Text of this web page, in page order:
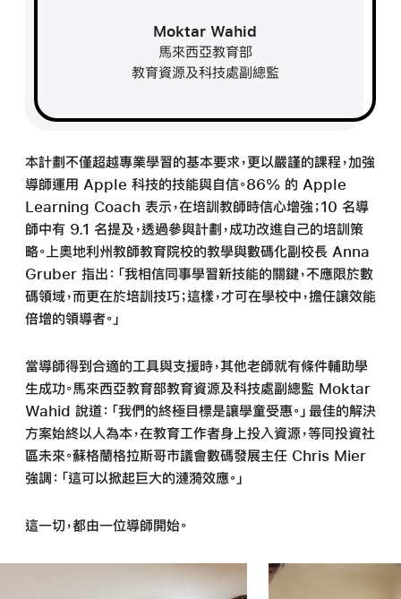
Moktar Wahid
馬來西亞教育部
教育資源及科技處副總監
本計劃不僅超越專業學習的基本要求，更以嚴謹的課程，加強
導師運用 Apple 科技的技能與自信。86% 的 Apple
Learning Coach 表示，在培訓教師時信心增強；10 名導
師中有 9.1 名提及，透過參與計劃，成功改進自己的培訓策
略。上奧地利州教師教育院校的教學與數碼化副校長 Anna
Gruber 指出：「我相信同事學習新技能的關鍵，不應限於數
碼領域，而更在於培訓技巧；這樣，才可在學校中，擔任讓效能
倍增的領導者。」
當導師得到合適的工具與支援時，其他老師就有條件輔助學
生成功。馬來西亞教育部教育資源及科技處副總監 Moktar
Wahid 說道：「我們的終極目標是讓學童受惠。」最佳的解決
方案始終以人為本，在教育工作者身上投入資源，等同投資社
區未來。蘇格蘭格拉斯哥市議會數碼發展主任 Chris Mier
強調：「這可以掀起巨大的漣漪效應。」
這一切，都由一位導師開始。